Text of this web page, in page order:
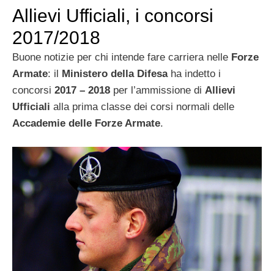
Allievi Ufficiali, i concorsi
2017/2018
Buone notizie per chi intende fare carriera nelle Forze
Armate: il Ministero della Difesaha indetto i
concorsi 2017 – 2018 per l’ammissione di Allievi
Ufficiali alla prima classe dei corsi normali delle
Accademie delle Forze Armate.